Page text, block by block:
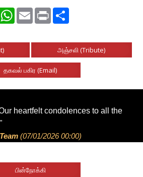
WhatsApp
Email Print
அஞ்சலி (Tribute)
தகவல் பகிர (Email)
heartfelt condolences to all the
(07/01/2026 00:00)
பின்நோக்கி